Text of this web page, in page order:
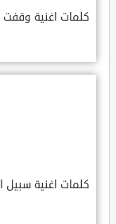
كلمات اغنية
كلمات اغنية سبيل